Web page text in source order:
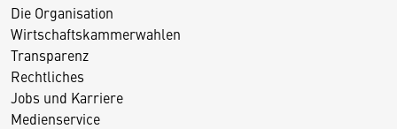
Die Organisation
Wirtschaftskammerwahlen
Transparenz
Rechtliches
Jobs und Karriere
Medienservice